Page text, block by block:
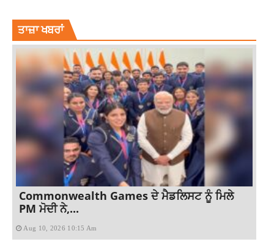
ਤਾਜ਼ਾ ਖਬਰਾਂ
Commonwealth Games ਦੇ ਮੈਡਲਿਸਟ ਨੂੰ ਮਿਲੇ
PM ਮੋਦੀ ਨੇ,...
Aug 10, 2026 10:15 Am